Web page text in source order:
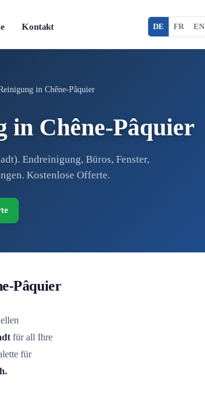
Kontakt DE FR EN
in Chêne-Pâquier
in Chêne-Pâquier
Endreinigung, Büros, Fenster,
Kostenlose Offerte.
Pâquier
für all Ihre
für